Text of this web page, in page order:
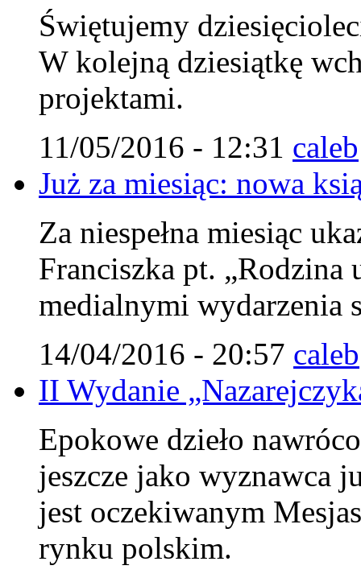
Świętujemy
W kolejną dziesiątkę
projektami.
11/05/2016 - 12:31 caleb
Już za miesiąc: nowa
Za niespełna miesiąc
Franciszka pt. „Rodzina
medialnymi wydarzenia
14/04/2016 - 20:57 caleb
II Wydanie
Epokowe dzieło
jeszcze jako wyznawca
jest oczekiwanym
rynku polskim.